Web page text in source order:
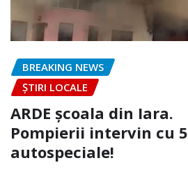
BREAKING NEWS
ȘTIRI LOCALE
ARDE școala din Iara.
Pompierii intervin cu 5
autospeciale!